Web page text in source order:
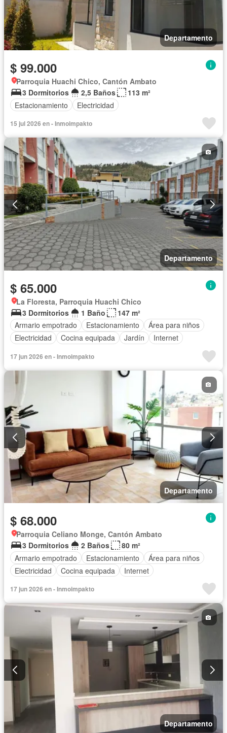
Departamento
$ 99.000
Parroquia Huachi Chico, Cantón Ambato
3 Dormitorios
2,5 Baños
113 m²
Estacionamiento
Electricidad
15 jul 2026 en - Inmoimpakto
Departamento
$ 65.000
La Floresta, Parroquia Huachi Chico
3 Dormitorios
1 Baño
147 m²
Armario empotrado
Estacionamiento
Área para niños
Electricidad
Cocina equipada Jardín Internet
17 jun 2026 en - Inmoimpakto
Departamento
$ 68.000
Parroquia Celiano Monge, Cantón Ambato
3 Dormitorios
2 Baños
80 m²
Armario empotrado
Estacionamiento
Área para niños
Electricidad
Cocina equipada Internet
17 jun 2026 en - Inmoimpakto
Departamento